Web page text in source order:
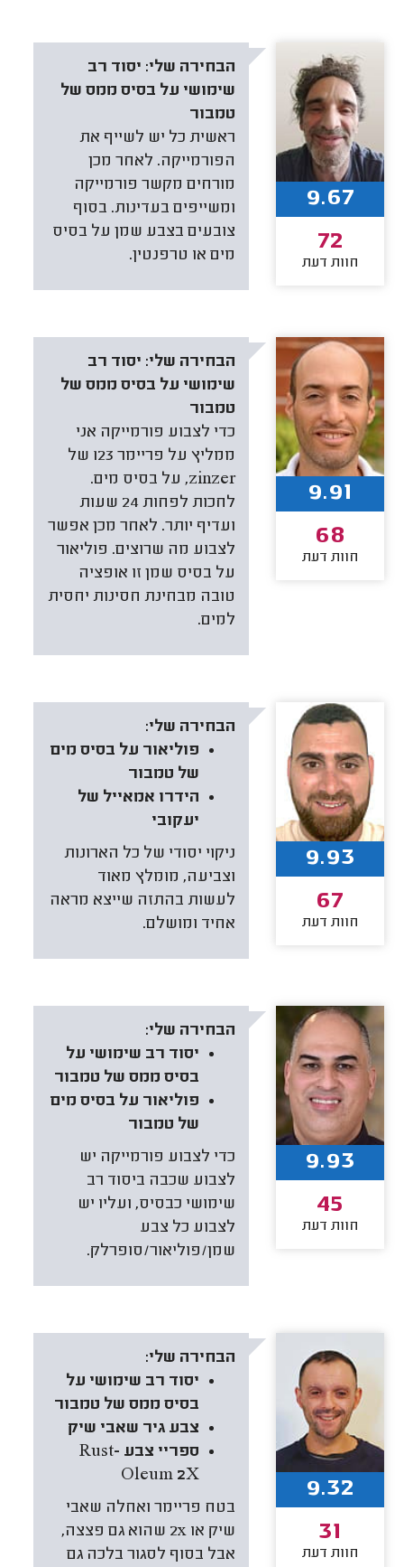
הבחירה שלי: יסוד רב
שימושי על בסיס ממס של
טמבור
ראשית כל יש לשייף את
הפורמייקה. לאחר מכן
מורחים מקשר פורמייקה
ומשייפים בעדינות. בסוף
צובעים בצבע שמן על בסיס
מים או טרפנטין.
9.67
72
חוות דעת
הבחירה שלי: יסוד רב
שימושי על בסיס ממס של
טמבור
כדי לצבוע פורמייקה אני
ממליץ על פריימר 123 של
zinzer, על בסיס מים.
לחכות לפחות 24 שעות
ועדיף יותר. לאחר מכן אפשר
לצבוע מה שרוצים. פוליאור
על בסיס שמן זו אופציה
טובה מבחינת חסינות יחסית
למים.
9.91
68
חוות דעת
הבחירה שלי:
פוליאור על בסיס מים
של טמבור
הידרו אמאייל של
יעקובי
ניקוי יסודי של כל הארונות
וצביעה, מומלץ מאוד
לעשות בהתזה שייצא מראה
אחיד ומושלם.
9.93
67
חוות דעת
הבחירה שלי:
יסוד רב שימושי על
בסיס ממס של טמבור
פוליאור על בסיס מים
של טמבור
כדי לצבוע פורמייקה יש
לצבוע שכבה ביסוד רב
שימושי כבסיס, ועליו יש
לצבוע כל צבע
שמן/פוליאור/סופרלק.
9.93
45
חוות דעת
הבחירה שלי:
יסוד רב שימושי על
בסיס ממס של טמבור
צבע גיר שאבי שיק
ספריי צבע Rust-
Oleum 2X
בטח פריימר ואחלה שאבי
שיק או 2x שהוא גם פצצה,
אבל בסוף לסגור בלכה גם
9.32
31
חוות דעת